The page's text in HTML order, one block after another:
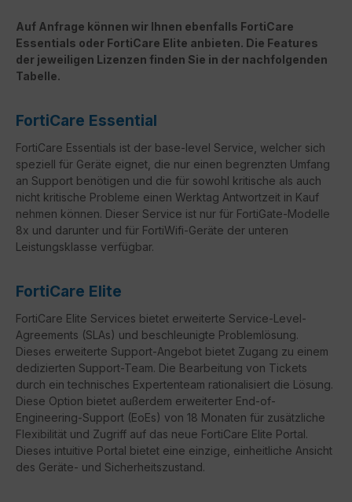
Auf Anfrage können wir Ihnen ebenfalls FortiCare
Essentials oder FortiCare Elite anbieten. Die Features
der jeweiligen Lizenzen finden Sie in der nachfolgenden
Tabelle.
FortiCare Essential
FortiCare Essentials ist der base-level Service, welcher sich
speziell für Geräte eignet, die nur einen begrenzten Umfang
an Support benötigen und die für sowohl kritische als auch
nicht kritische Probleme einen Werktag Antwortzeit in Kauf
nehmen können. Dieser Service ist nur für FortiGate-Modelle
8x und darunter und für FortiWifi-Geräte der unteren
Leistungsklasse verfügbar.
FortiCare Elite
FortiCare Elite Services bietet erweiterte Service-Level-
Agreements (SLAs) und beschleunigte Problemlösung.
Dieses erweiterte Support-Angebot bietet Zugang zu einem
dedizierten Support-Team. Die Bearbeitung von Tickets
durch ein technisches Expertenteam rationalisiert die Lösung.
Diese Option bietet außerdem erweiterter End-of-
Engineering-Support (EoEs) von 18 Monaten für zusätzliche
Flexibilität und Zugriff auf das neue FortiCare Elite Portal.
Dieses intuitive Portal bietet eine einzige, einheitliche Ansicht
des Geräte- und Sicherheitszustand.